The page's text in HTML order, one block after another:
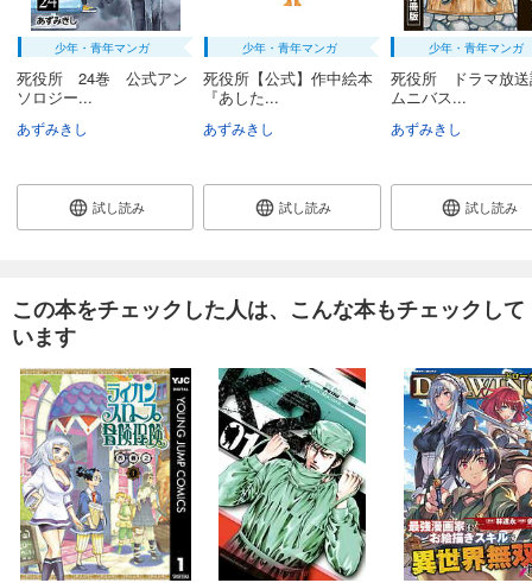
少年・青年マンガ
死役所 24巻 公式アン
ソロジー...
あずみきし
試し読み
少年・青年マンガ
死役所【公式】作中絵本
『あした...
あずみきし
試し読み
少年・青年マンガ
死役所 ドラマ放送
ムニバス...
あずみきし
試し読み
この本をチェックした人は、こんな本もチェックして
います